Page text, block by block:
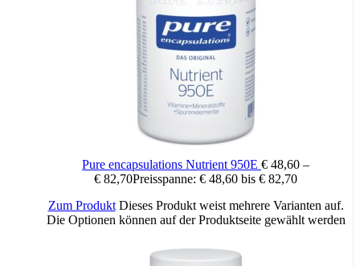
Pure encapsulations Nutrient 950E € 48,60 –
€ 82,70Preisspanne: € 48,60 bis € 82,70
Zum Produkt Dieses Produkt weist mehrere Varianten auf.
Die Optionen können auf der Produktseite gewählt werden